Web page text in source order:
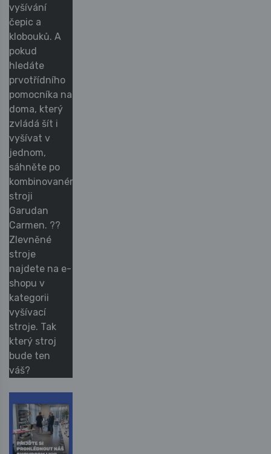
vyšívání
čepic a
klobouků. A
pokud
hledáte
prvotřídního
pomocníka na
doma, který
zvládá šít i
vyšívat v
jednom,
sáhněte po
kombinovaném
stroji
Garudan
Carmen. ??
Zlevněné
stroje
najdete na e-
shopu v
kategorii
vyšívací
stroje. Tak
který stroj
bude ten
váš?